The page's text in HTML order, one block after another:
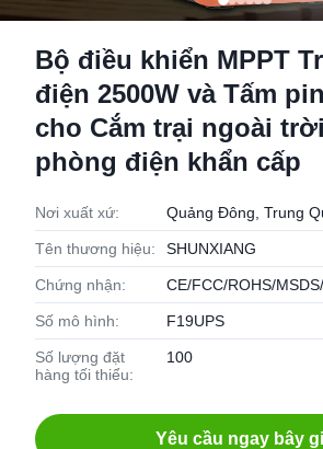
Bộ điều khiển MPPT
điện 2500W và Tấm
cho Cắm trại ngoài
phòng điện khẩn cấp
Nơi xuất xứ: Quảng Đông, Trung
Tên thương hiệu: SHUNXIANG
Chứng nhận: CE/FCC/ROHS/
Số mô hình: F19UPS
Số lượng đặt
hàng tối thiểu:
100
Yêu cầu ngay bây